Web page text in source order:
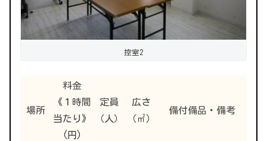
控室2
場所
料金
《１時間
当たり》
(円)
定員
（人）
広さ
（㎡）
備付備品・備考